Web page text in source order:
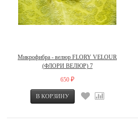
Микрофибра - велюр FLORY VELOUR
(ФЛОРИ ВЕЛЮР) 7
650 ₽